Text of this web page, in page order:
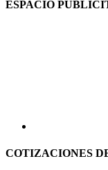
ESPACIO
COTIZACIONES